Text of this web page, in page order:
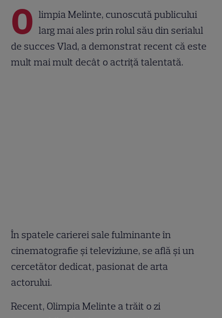
O limpia Melinte, cunoscută publicului
larg mai ales prin rolul său din serialul
de succes Vlad, a demonstrat recent că este
mult mai mult decât o actriță talentată.
În spatele carierei sale fulminante în
cinematografie și televiziune, se află și un
cercetător dedicat, pasionat de arta
actorului.
Recent, Olimpia Melinte a trăit o zi